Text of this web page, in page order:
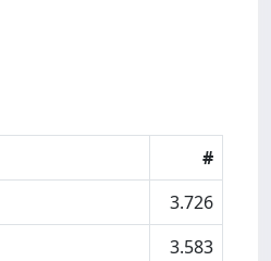
#
3.726
3.583